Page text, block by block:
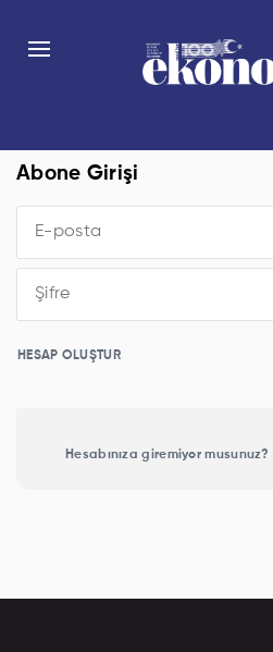
Abone Girişi
HESAP OLUŞTUR
Hesabınıza giremiyor musunuz?